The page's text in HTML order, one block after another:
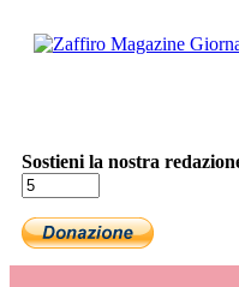
Sostieni la nostra